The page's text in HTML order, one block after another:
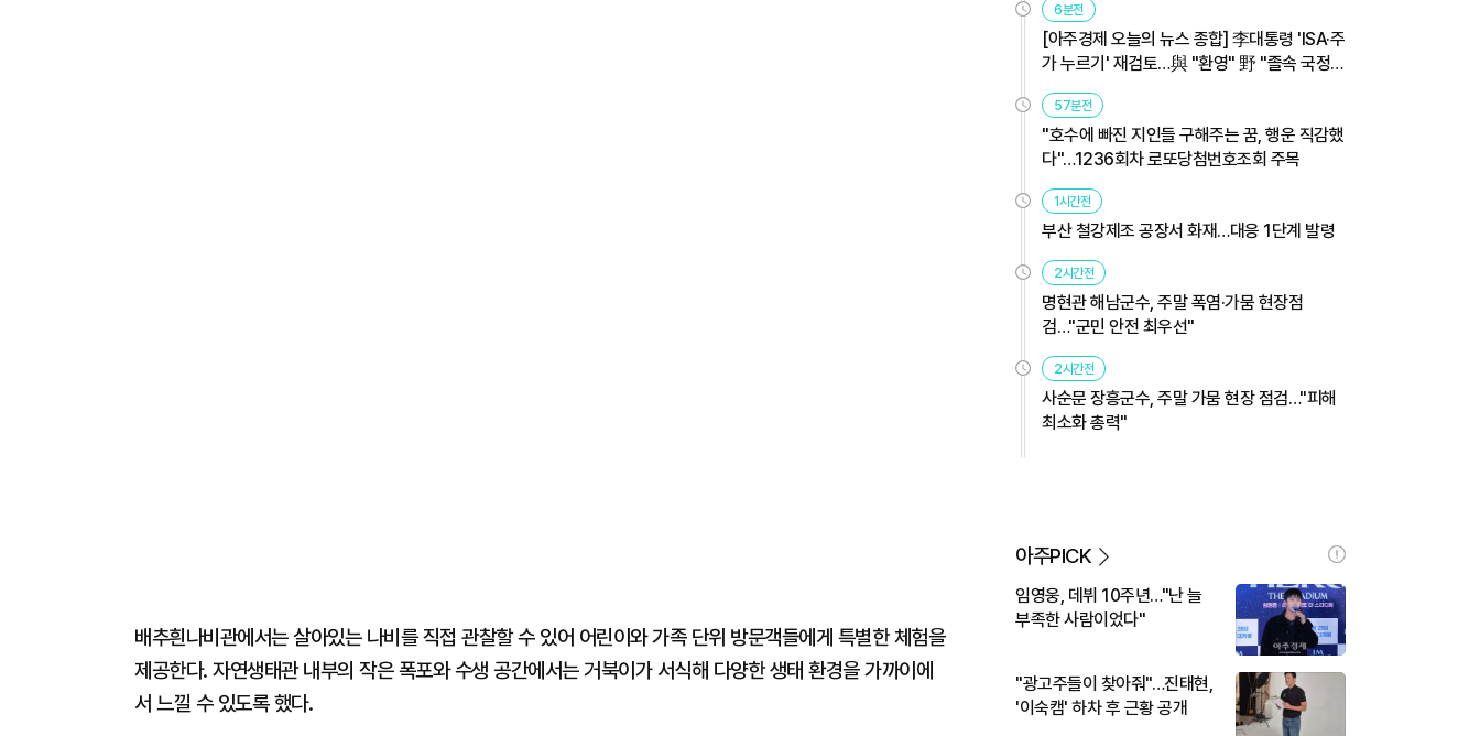
배추흰나비관에서는 살아있는 나비를 직접 관찰할 수 있어 어린이와 가족 단위 방문객들에게 특별한 체험을
제공한다. 자연생태관 내부의 작은 폭포와 수생 공간에서는 거북이가 서식해 다양한 생태 환경을 가까이에
서 느낄 수 있도록 했다.
6분전
[아주경제 오늘의 뉴스 종합] 李대통령 'ISA·주
가 누르기' 재검토…與 "환영" 野 "졸속 국정"
外
57분전
"호수에 빠진 지인들 구해주는 꿈, 행운 직감했
다"…1236회차 로또당첨번호조회 주목
1시간전
부산 철강제조 공장서 화재…대응 1단계 발령
2시간전
명현관 해남군수, 주말 폭염·가뭄 현장점
검…"군민 안전 최우선"
2시간전
사순문 장흥군수, 주말 가뭄 현장 점검…"피해
최소화 총력"
아주PICK
임영웅, 데뷔 10주년…"난 늘
부족한 사람이었다"
"광고주들이 찾아줘"…진태현,
'이숙캠' 하차 후 근황 공개